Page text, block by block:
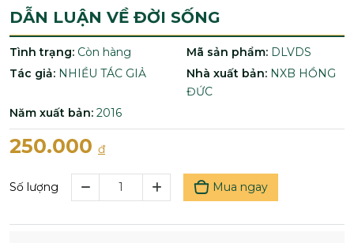
DẪN LUẬN VỀ ĐỜI SỐNG
Tình trạng: Còn hàng Mã sản phẩm: DLVDS
Tác giả: NHIỀU TÁC GIẢ Nhà xuất bản: NXB HỒNG
ĐỨC
Năm xuất bản: 2016
250.000 đ
Số lượng Mua ngay